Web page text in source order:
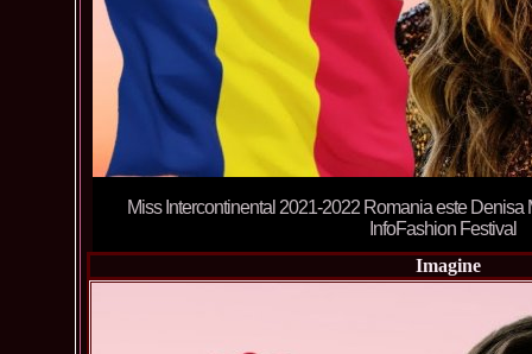
Miss Intercontinental 2021-2022 Romania este
InfoFashion Festival
Imagine